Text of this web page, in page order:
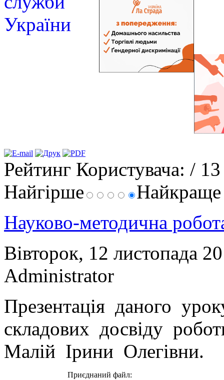
Рейтинг Користувача: / 13
Найгірше
Науково-методична
Вівторок, 12 листопада
Administrator
Презентація даного
складових досвіду
Малій Ірини Олегівни.
Приєднаний файл: